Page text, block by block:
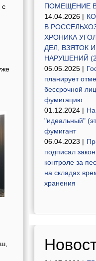
с
ПОМЕЩЕНИЕ
14.04.2026 |
В
ХРОНИКА
ДЕЛ, ВЗЯТОК И
НАРУШЕНИЙ
05.05.2025 |
планирует
бессрочной
фумигацию
01.12.2024 |
"идеальный"
фумигант
06.04.2023 |
подписал
контроле за
на складах
хранения